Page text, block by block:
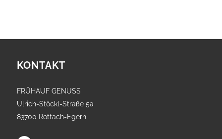
KONTAKT
FRÜHAUF GENUSS
Ulrich-Stöckl-Straße 5a
83700 Rottach-Egern